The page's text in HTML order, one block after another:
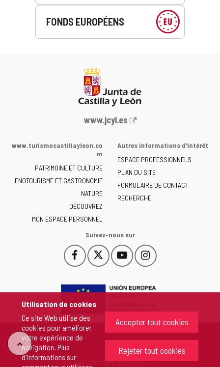
Utilisation de cookies
Ce site Web utilise des
cookies pour améliorer
votre expérience de
navigation. Plus
d'informations sur
Accepter tout cookies
Rejeter tout cookies
FONDS EUROPÉENS
Portail
la
de
Castilla
y
León
-
www.jcyl.es
www.turismocastillayleon.co
m
PATRIMOINE ET CULTURE
ENOTOURISME ET GASTRONOMIE
NATURE
DÉCOUVREZ
MON ESPACE PERSONNEL
Autres informations d'intérêt
ESPACE PROFESSIONNELS
PLAN DU SITE
FORMULAIRE DE CONTACT
RECHERCHE
Suivez-nous sur
Facebook
Este
enlace
abrirá
una
ventana
nueva.
Este
enlace
abrirá
ventana
nueva.
YouTube
Este
enlace
abrirá
ventana
nueva.
Instagram
Este
enlace
abrirá
ventana
nueva.
"Retour
Copyright 2026 - Junta de Castilla y León